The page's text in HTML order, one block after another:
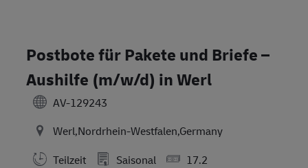
Postbote für Pakete und Briefe –
Aushilfe (m/w/d) in Werl
AV-129243
Werl,Nordrhein-Westfalen,Germany
Teilzeit
Saisonal
17.2